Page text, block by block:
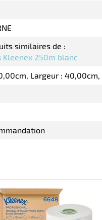
similaires de :
Kleenex 250m blanc
Largeur : 40,00cm